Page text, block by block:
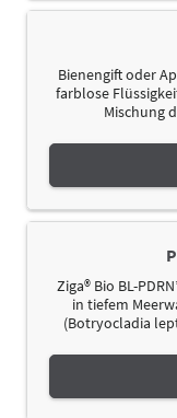
Bienengift oder
farblose
Mischung
Ziga® Bio BL-
in tiefem
(Botryocladia